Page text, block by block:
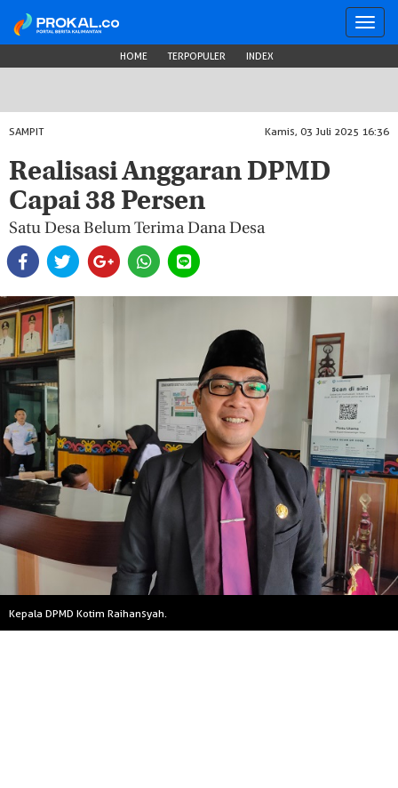
HOME TERPOPULER INDEX
SAMPIT Kamis, 03 Juli 2025 16:36
Realisasi Anggaran DPMD
Capai 38 Persen
Satu Desa Belum Terima Dana Desa
Kepala DPMD Kotim Raihansyah.